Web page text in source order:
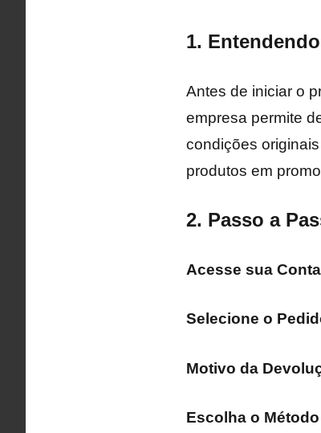
1.
Antes de iniciar o
empresa permite
condições
produtos em
2. Passo a
Acesse sua Conta
Selecione o
Motivo da
Escolha o